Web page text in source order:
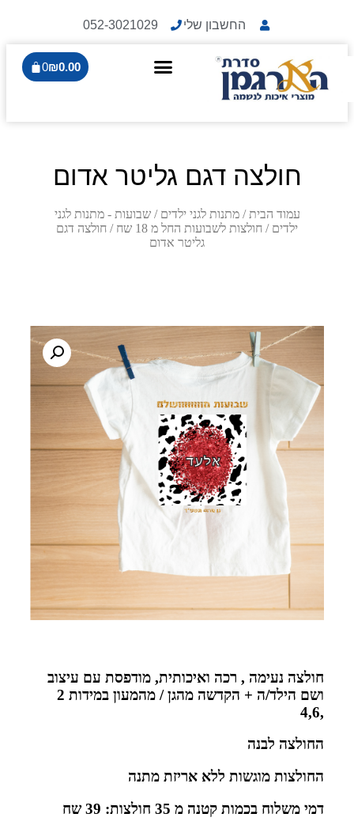
החשבון שלי 052-3021029
₪0.00
0
חולצה דגם גליטר אדום
עמוד הבית /מתנות לגני ילדים /שבועות - מתנות לגני
ילדים / חולצות לשבועות החל מ 18 שח
/ חולצה דגם
גליטר אדום
חולצה נעימה , רכה ואיכותית, מודפסת עם עיצוב
ושם הילד/ה + הקדשה מהגן / מהמעון ב
מידות 2
,4,6
החולצה לבנה
החולצות מוגשות ללא אריזת מתנה
דמי משלוח בכמות קטנה מ 35 חולצות: 39 שח